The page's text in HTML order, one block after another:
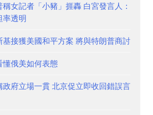
稱女記者「小豬」捱轟 白宮發言人：
率透明
基接獲美國和平方案 將與特朗普商討
懂俄美如何表態
政府立場一貫 北京促立即收回錯誤言